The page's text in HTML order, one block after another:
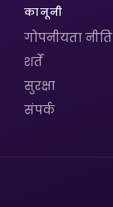
कानूनी
गोपनीयता नीति
शर्तें
सुरक्षा
संपर्क